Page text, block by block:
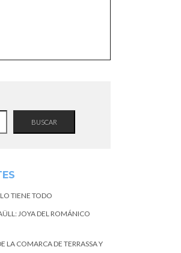
BUSCAR
TIENE TODO
JOYA DEL ROMÁNICO
LA COMARCA DE TERRASSA Y